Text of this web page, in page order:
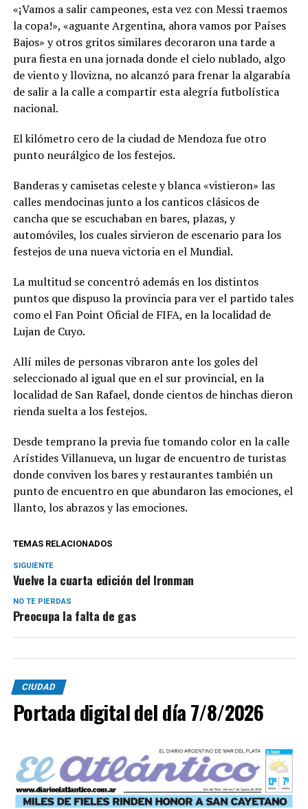
«¡Vamos a salir campeones, esta vez con Messi traemos
la copa!», «aguante Argentina, ahora vamos por Países
Bajos» y otros gritos similares decoraron una tarde a
pura fiesta en una jornada donde el cielo nublado, algo
de viento y llovizna, no alcanzó para frenar la algarabía
de salir a la calle a compartir esta alegría futbolística
nacional.
El kilómetro cero de la ciudad de Mendoza fue otro
punto neurálgico de los festejos.
Banderas y camisetas celeste y blanca «vistieron» las
calles mendocinas junto a los canticos clásicos de
cancha que se escuchaban en bares, plazas, y
automóviles, los cuales sirvieron de escenario para los
festejos de una nueva victoria en el Mundial.
La multitud se concentró además en los distintos
puntos que dispuso la provincia para ver el partido tales
como el Fan Point Oficial de FIFA, en la localidad de
Lujan de Cuyo.
Allí miles de personas vibraron ante los goles del
seleccionado al igual que en el sur provincial, en la
localidad de San Rafael, donde cientos de hinchas dieron
rienda suelta a los festejos.
Desde temprano la previa fue tomando color en la calle
Arístides Villanueva, un lugar de encuentro de turistas
donde conviven los bares y restaurantes también un
punto de encuentro en que abundaron las emociones, el
llanto, los abrazos y las emociones.
TEMAS RELACIONADOS
SIGUIENTE
Vuelve la cuarta edición del Ironman
NO TE PIERDAS
Preocupa la falta de gas
CIUDAD
Portada digital del día 7/8/2026